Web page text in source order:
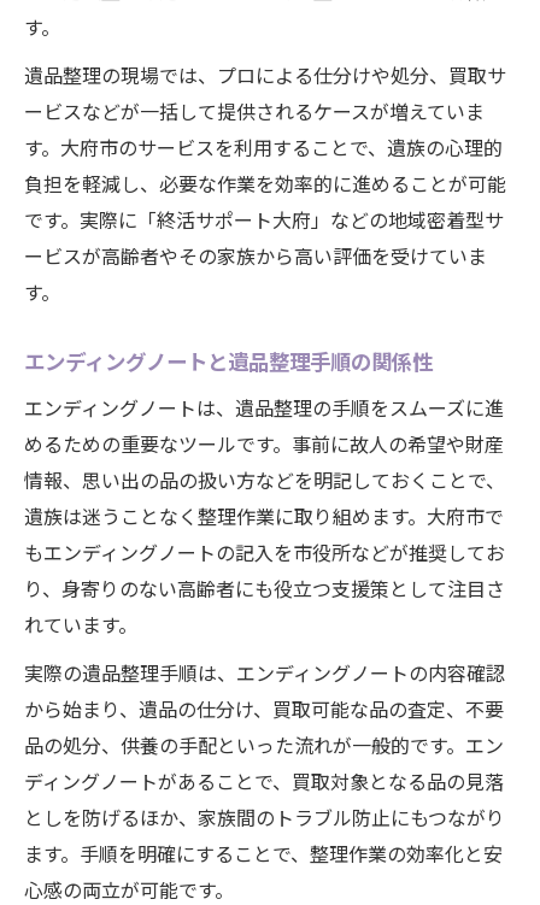
す。
遺品整理の現場では、プロによる仕分けや処分、買取サ
ービスなどが一括して提供されるケースが増えていま
す。大府市のサービスを利用することで、遺族の心理的
負担を軽減し、必要な作業を効率的に進めることが可能
です。実際に「終活サポート大府」などの地域密着型サ
ービスが高齢者やその家族から高い評価を受けていま
す。
エンディングノートと遺品整理手順の関係性
エンディングノートは、遺品整理の手順をスムーズに進
めるための重要なツールです。事前に故人の希望や財産
情報、思い出の品の扱い方などを明記しておくことで、
遺族は迷うことなく整理作業に取り組めます。大府市で
もエンディングノートの記入を市役所などが推奨してお
り、身寄りのない高齢者にも役立つ支援策として注目さ
れています。
実際の遺品整理手順は、エンディングノートの内容確認
から始まり、遺品の仕分け、買取可能な品の査定、不要
品の処分、供養の手配といった流れが一般的です。エン
ディングノートがあることで、買取対象となる品の見落
としを防げるほか、家族間のトラブル防止にもつながり
ます。手順を明確にすることで、整理作業の効率化と安
心感の両立が可能です。